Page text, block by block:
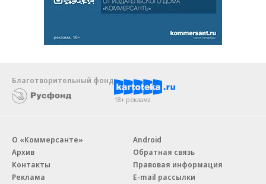
Благотворительный фонд
18+ реклама
О «Коммерсанте»
Архив
Контакты
Реклама
Android
Обратная связь
Правовая информация
E-mail рассылки